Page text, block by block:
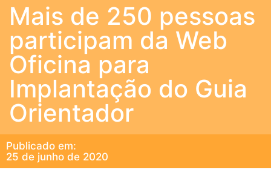
Mais de 250 pessoas
participam da Web
Oficina para
Implantação do Guia
Orientador
Publicado em:
25 de junho de 2020